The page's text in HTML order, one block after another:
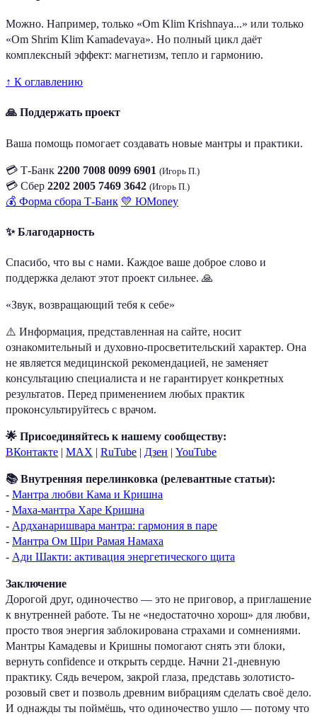
Можно. Например, только «Om Klim Krishnaya...» или только
«Om Shrim Klim Kamadevaya». Но полный цикл даёт
комплексный эффект: магнетизм, тепло и гармонию.
↑ К оглавлению
🙏 Поддержать проект
Ваша помощь помогает создавать новые мантры и практики.
💳 Т-Банк 2200 7008 0099 6901 (Игорь П.)
💳 Сбер 2202 2005 7469 3642 (Игорь П.)
💰 Форма сбора Т-Банк 💛 ЮMoney
✨ Благодарность
Спасибо, что вы с нами. Каждое ваше доброе слово и
поддержка делают этот проект сильнее. 🙏
«Звук, возвращающий тебя к себе»
⚠️ Информация, представленная на сайте, носит
ознакомительный и духовно-просветительский характер. Она
не является медицинской рекомендацией, не заменяет
консультацию специалиста и не гарантирует конкретных
результатов. Перед применением любых практик
проконсультируйтесь с врачом.
🌟 Присоединяйтесь к нашему сообществу:
ВКонтакте | MAX | RuTube | Дзен | YouTube
📚 Внутренняя перелинковка (релевантные статьи):
- Мантра любви Кама и Кришна
- Маха-мантра Харе Кришна
- Ардханаришвара мантра: гармония в паре
- Мантра Ом Шри Рамая Намаха
- Ади Шакти: активация энергетического щита
Заключение
Дорогой друг, одиночество — это не приговор, а приглашение
к внутренней работе. Ты не «недостаточно хорош» для любви,
просто твоя энергия заблокирована страхами и сомнениями.
Мантры Камадевы и Кришны помогают снять эти блоки,
вернуть confidence и открыть сердце. Начни 21-дневную
практику. Сядь вечером, закрой глаза, представь золотисто-
розовый свет и позволь древним вибрациям сделать своё дело.
И однажды ты поймёшь, что одиночество ушло — потому что